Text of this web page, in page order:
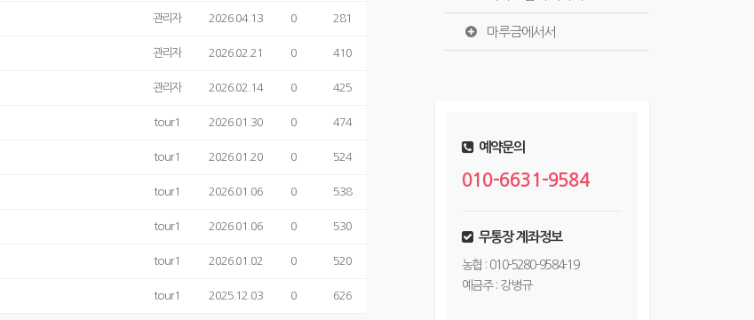
관리자 2026.04.13 0 281
관리자 2026.02.21 0 410
관리자 2026.02.14 0 425
tour1 2026.01.30 0 474
tour1 2026.01.20 0 524
tour1 2026.01.06 0 538
tour1 2026.01.06 0 530
tour1 2026.01.02 0 520
tour1 2025.12.03 0 626
마루금에서서
예약문의
010-6631-9584
무통장 계좌정보
농협 : 010-5280-9584-19
예금주 : 강병규